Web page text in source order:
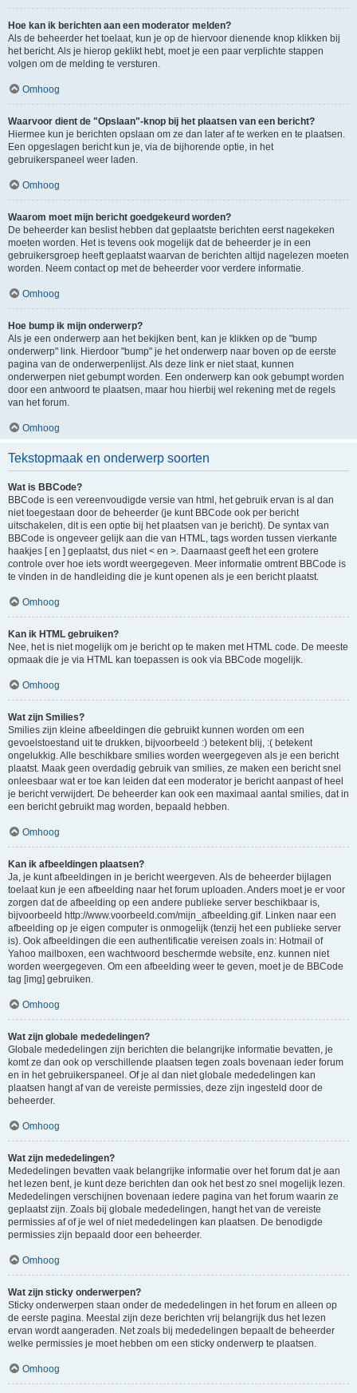
Hoe kan ik berichten aan een moderator melden?
Als de beheerder het toelaat, kun je op de hiervoor dienende knop klikken bij
het bericht. Als je hierop geklikt hebt, moet je een paar verplichte stappen
volgen om de melding te versturen.
Omhoog
Waarvoor dient de "Opslaan"-knop bij het plaatsen van een bericht?
Hiermee kun je berichten opslaan om ze dan later af te werken en te plaatsen.
Een opgeslagen bericht kun je, via de bijhorende optie, in het
gebruikerspaneel weer laden.
Omhoog
Waarom moet mijn bericht goedgekeurd worden?
De beheerder kan beslist hebben dat geplaatste berichten eerst nagekeken
moeten worden. Het is tevens ook mogelijk dat de beheerder je in een
gebruikersgroep heeft geplaatst waarvan de berichten altijd nagelezen moeten
worden. Neem contact op met de beheerder voor verdere informatie.
Omhoog
Hoe bump ik mijn onderwerp?
Als je een onderwerp aan het bekijken bent, kan je klikken op de "bump
onderwerp" link. Hierdoor "bump" je het onderwerp naar boven op de eerste
pagina van de onderwerpenlijst. Als deze link er niet staat, kunnen
onderwerpen niet gebumpt worden. Een onderwerp kan ook gebumpt worden
door een antwoord te plaatsen, maar hou hierbij wel rekening met de regels
van het forum.
Omhoog
Tekstopmaak en onderwerp soorten
Wat is BBCode?
BBCode is een vereenvoudigde versie van html, het gebruik ervan is al dan
niet toegestaan door de beheerder (je kunt BBCode ook per bericht
uitschakelen, dit is een optie bij het plaatsen van je bericht). De syntax van
BBCode is ongeveer gelijk aan die van HTML, tags worden tussen vierkante
haakjes [ en ] geplaatst, dus niet < en >. Daarnaast geeft het een grotere
controle over hoe iets wordt weergegeven. Meer informatie omtrent BBCode is
te vinden in de handleiding die je kunt openen als je een bericht plaatst.
Omhoog
Kan ik HTML gebruiken?
Nee, het is niet mogelijk om je bericht op te maken met HTML code. De meeste
opmaak die je via HTML kan toepassen is ook via BBCode mogelijk.
Omhoog
Wat zijn Smilies?
Smilies zijn kleine afbeeldingen die gebruikt kunnen worden om een
gevoelstoestand uit te drukken, bijvoorbeeld :) betekent blij, :( betekent
ongelukkig. Alle beschikbare smilies worden weergegeven als je een bericht
plaatst. Maak geen overdadig gebruik van smilies, ze maken een bericht snel
onleesbaar wat er toe kan leiden dat een moderator je bericht aanpast of heel
je bericht verwijdert. De beheerder kan ook een maximaal aantal smilies, dat in
een bericht gebruikt mag worden, bepaald hebben.
Omhoog
Kan ik afbeeldingen plaatsen?
Ja, je kunt afbeeldingen in je bericht weergeven. Als de beheerder bijlagen
toelaat kun je een afbeelding naar het forum uploaden. Anders moet je er voor
zorgen dat de afbeelding op een andere publieke server beschikbaar is,
bijvoorbeeld http://www.voorbeeld.com/mijn_afbeelding.gif. Linken naar een
afbeelding op je eigen computer is onmogelijk (tenzij het een publieke server
is). Ook afbeeldingen die een authentificatie vereisen zoals in: Hotmail of
Yahoo mailboxen, een wachtwoord beschermde website, enz. kunnen niet
worden weergegeven. Om een afbeelding weer te geven, moet je de BBCode
tag [img] gebruiken.
Omhoog
Wat zijn globale mededelingen?
Globale mededelingen zijn berichten die belangrijke informatie bevatten, je
komt ze dan ook op verschillende plaatsen tegen zoals bovenaan ieder forum
en in het gebruikerspaneel. Of je al dan niet globale mededelingen kan
plaatsen hangt af van de vereiste permissies, deze zijn ingesteld door de
beheerder.
Omhoog
Wat zijn mededelingen?
Mededelingen bevatten vaak belangrijke informatie over het forum dat je aan
het lezen bent, je kunt deze berichten dan ook het best zo snel mogelijk lezen.
Mededelingen verschijnen bovenaan iedere pagina van het forum waarin ze
geplaatst zijn. Zoals bij globale mededelingen, hangt het van de vereiste
permissies af of je wel of niet mededelingen kan plaatsen. De benodigde
permissies zijn bepaald door een beheerder.
Omhoog
Wat zijn sticky onderwerpen?
Sticky onderwerpen staan onder de mededelingen in het forum en alleen op
de eerste pagina. Meestal zijn deze berichten vrij belangrijk dus het lezen
ervan wordt aangeraden. Net zoals bij mededelingen bepaalt de beheerder
welke permissies je moet hebben om een sticky onderwerp te plaatsen.
Omhoog